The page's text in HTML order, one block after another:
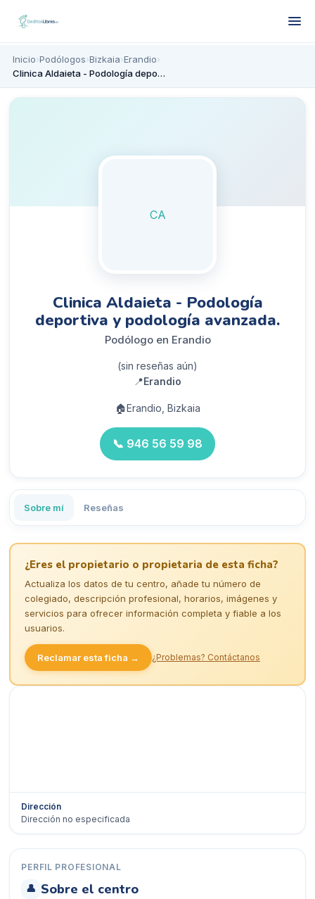
Inicio›Podólogos›Bizkaia›Erandio›
Clinica Aldaieta - Podología deportiva y podología avanzada.
CA
Clinica Aldaieta - Podología
deportiva y podología avanzada.
Podólogo en Erandio
(sin reseñas aún)
📍Erandio
🏠Erandio, Bizkaia
📞 946 56 59 98
Sobre mí Reseñas
¿Eres el propietario o propietaria de esta ficha?
Actualiza los datos de tu centro, añade tu número de
colegiado, descripción profesional, horarios, imágenes y
servicios para ofrecer información completa y fiable a los
usuarios.
Reclamar esta ficha → ¿Problemas? Contáctanos
Dirección
Dirección no especificada
PERFIL PROFESIONAL
👤 Sobre el centro